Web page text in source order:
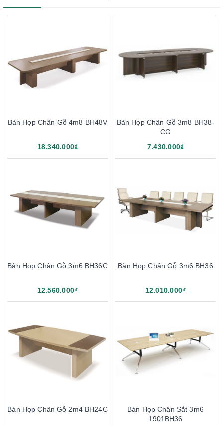
Bàn Họp Chân Gỗ 4m8 BH48V
18.340.000₫
Bàn Họp Chân Gỗ 3m8 BH38-
CG
7.430.000₫
Bàn Họp Chân Gỗ 3m6 BH36C
12.560.000₫
Bàn Họp Chân Gỗ 3m6 BH36
12.010.000₫
Bàn Họp Chân Gỗ 2m4 BH24C
Bàn Họp Chân Sắt 3m6
1901BH36